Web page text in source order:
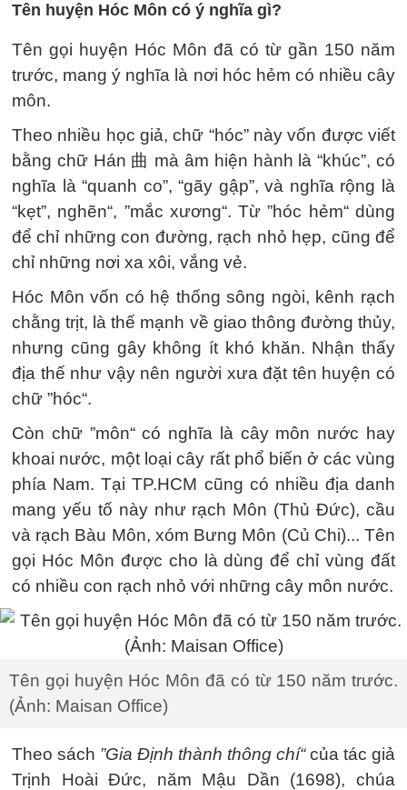
Tên huyện Hóc Môn có ý nghĩa gì?
Tên gọi huyện Hóc Môn đã có từ gần 150 năm
trước, mang ý nghĩa là nơi hóc hẻm có nhiều cây
môn.
Theo nhiều học giả, chữ “hóc” này vốn được viết
bằng chữ Hán 曲 mà âm hiện hành là “khúc”, có
nghĩa là “quanh co”, “gãy gập”, và nghĩa rộng là
“kẹt”, nghẽn“, ”mắc xương“. Từ ”hóc hẻm“ dùng
để chỉ những con đường, rạch nhỏ hẹp, cũng để
chỉ những nơi xa xôi, vắng vẻ.
Hóc Môn vốn có hệ thống sông ngòi, kênh rạch
chằng trịt, là thế mạnh về giao thông đường thủy,
nhưng cũng gây không ít khó khăn. Nhận thấy
địa thế như vậy nên người xưa đặt tên huyện có
chữ ”hóc“.
Còn chữ ”môn“ có nghĩa là cây môn nước hay
khoai nước, một loại cây rất phổ biến ở các vùng
phía Nam. Tại TP.HCM cũng có nhiều địa danh
mang yếu tố này như rạch Môn (Thủ Đức), cầu
và rạch Bàu Môn, xóm Bưng Môn (Củ Chi)... Tên
gọi Hóc Môn được cho là dùng để chỉ vùng đất
có nhiều con rạch nhỏ với những cây môn nước.
Tên gọi huyện Hóc Môn đã có từ 150 năm trước.
(Ảnh: Maisan Office)
Theo sách ”Gia Định thành thông chí“của tác giả
Trịnh Hoài Đức, năm Mậu Dần (1698), chúa